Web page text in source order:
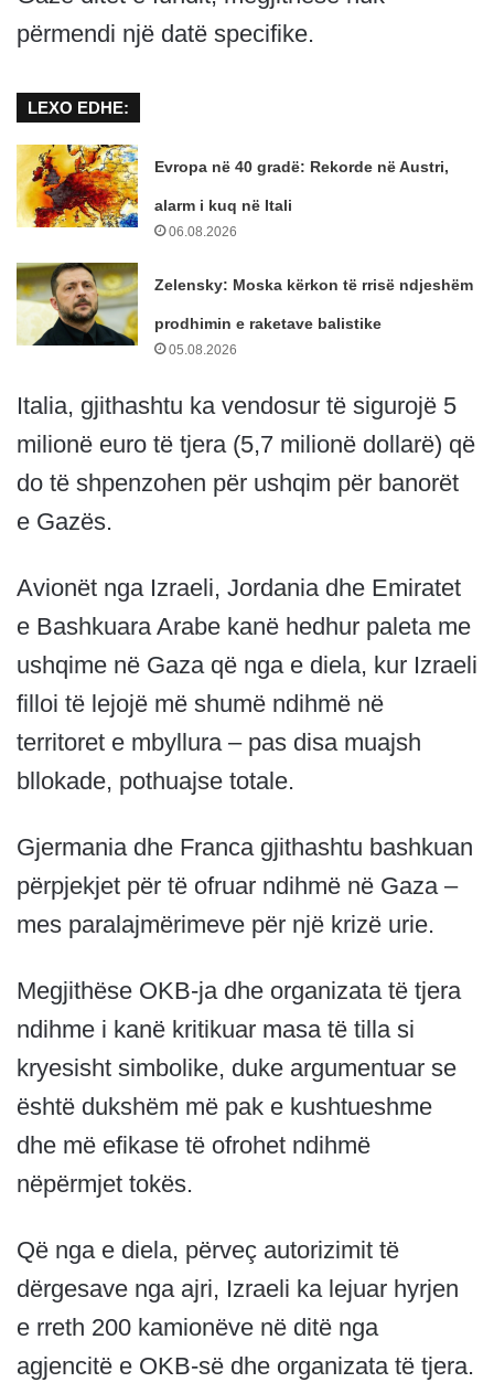
përmendi një datë specifike.
LEXO EDHE:
Evropa në 40 gradë: Rekorde në Austri,
alarm i kuq në Itali
06.08.2026
Zelensky: Moska kërkon të rrisë ndjeshëm
prodhimin e raketave balistike
05.08.2026
Italia, gjithashtu ka vendosur të sigurojë 5
milionë euro të tjera (5,7 milionë dollarë) që
do të shpenzohen për ushqim për banorët
e Gazës.
Avionët nga Izraeli, Jordania dhe Emiratet
e Bashkuara Arabe kanë hedhur paleta me
ushqime në Gaza që nga e diela, kur Izraeli
filloi të lejojë më shumë ndihmë në
territoret e mbyllura – pas disa muajsh
bllokade, pothuajse totale.
Gjermania dhe Franca gjithashtu bashkuan
përpjekjet për të ofruar ndihmë në Gaza –
mes paralajmërimeve për një krizë urie.
Megjithëse OKB-ja dhe organizata të tjera
ndihme i kanë kritikuar masa të tilla si
kryesisht simbolike, duke argumentuar se
është dukshëm më pak e kushtueshme
dhe më efikase të ofrohet ndihmë
nëpërmjet tokës.
Që nga e diela, përveç autorizimit të
dërgesave nga ajri, Izraeli ka lejuar hyrjen
e rreth 200 kamionëve në ditë nga
agjencitë e OKB-së dhe organizata të tjera.